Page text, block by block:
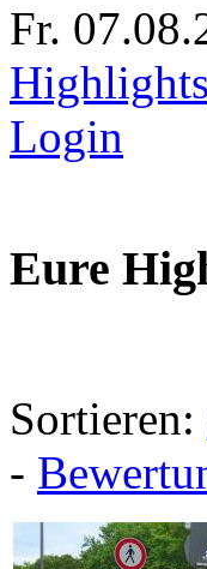
Fr.
Highlights
Login
Eure
Sortieren:
-